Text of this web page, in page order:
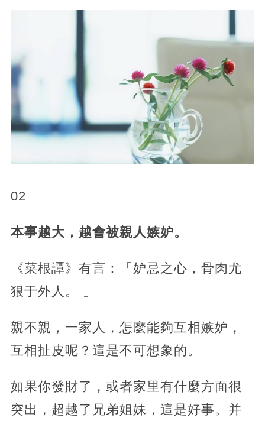
02
本事越大，越會被親人嫉妒。
《菜根譚》有言：「妒忌之心，骨肉尤
狠于外人。 」
親不親，一家人，怎麼能夠互相嫉妒，
互相扯皮呢？這是不可想象的。
如果你發財了，或者家里有什麼方面很
突出，超越了兄弟姐妹，這是好事。并